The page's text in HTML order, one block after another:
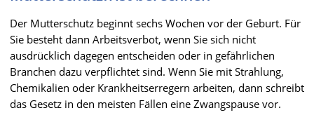
Der Mutterschutz beginnt sechs Wochen vor der Geburt. Für
Sie besteht dann Arbeitsverbot, wenn Sie sich nicht
ausdrücklich dagegen entscheiden oder in gefährlichen
Branchen dazu verpflichtet sind. Wenn Sie mit Strahlung,
Chemikalien oder Krankheitserregern arbeiten, dann schreibt
das Gesetz in den meisten Fällen eine Zwangspause vor.